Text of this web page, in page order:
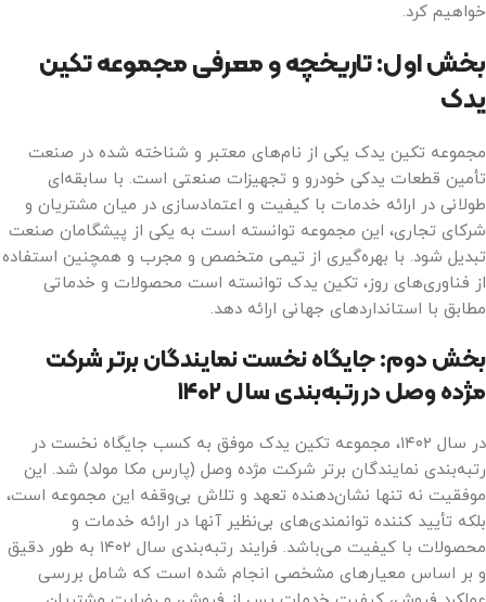
خواهیم کرد.
بخش اول: تاریخچه و معرفی مجموعه تکین
یدک
مجموعه تکین یدک یکی از نام‌های معتبر و شناخته شده در صنعت
تأمین قطعات یدکی خودرو و تجهیزات صنعتی است. با سابقه‌ای
طولانی در ارائه خدمات با کیفیت و اعتمادسازی در میان مشتریان و
شرکای تجاری، این مجموعه توانسته است به یکی از پیشگامان صنعت
تبدیل شود. با بهره‌گیری از تیمی متخصص و مجرب و همچنین استفاده
از فناوری‌های روز، تکین یدک توانسته است محصولات و خدماتی
مطابق با استانداردهای جهانی ارائه دهد.
بخش دوم: جایگاه نخستنمایندگان برتر شرکت
مژده وصلدر رتبه‌بندی سال۱۴۰۲
در سال ۱۴۰۲، مجموعه تکین یدک موفق به کسب جایگاه نخست در
رتبه‌بندی نمایندگان برتر شرکت مژده وصل (پارس مکا مولد) شد. این
موفقیت نه تنها نشان‌دهنده تعهد و تلاش بی‌وقفه این مجموعه است،
بلکه تأیید کننده توانمندی‌های بی‌نظیر آنها در ارائه خدمات و
محصولات با کیفیت می‌باشد. فرایند رتبه‌بندی سال ۱۴۰۲ به طور دقیق
و بر اساس معیارهای مشخصی انجام شده است که شامل بررسی